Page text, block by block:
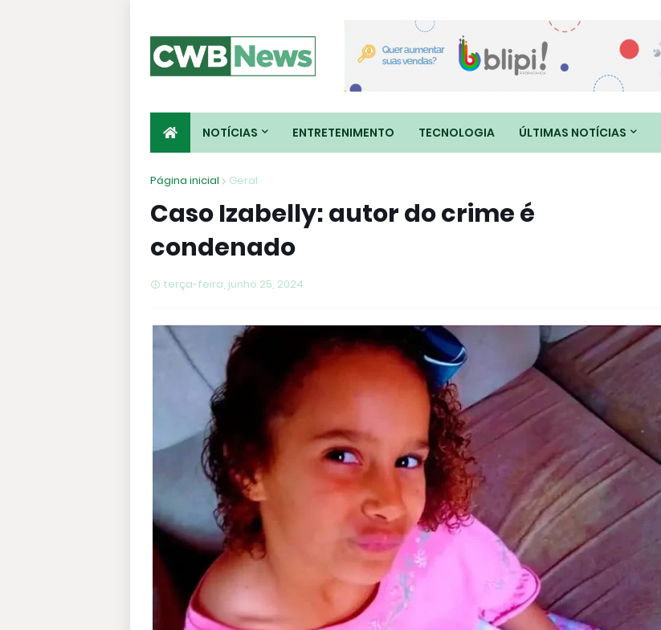
NOTÍCIAS ENTRETENIMENTO TECNOLOGIA ÚLTIMAS NOTÍCIAS
Página inicial Geral
Caso Izabelly: autor do crime é
condenado
terça-feira, junho 25, 2024